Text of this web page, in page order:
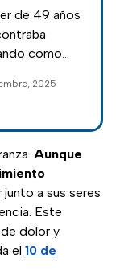
que
su nieta
de 49 años
como
en el
cuando fue
de la
2025
Aunque
a sus seres
Este
dolor y
el 10 de